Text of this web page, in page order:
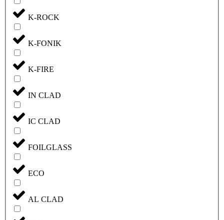
K-ROCK
K-FONIK
K-FIRE
IN CLAD
IC CLAD
FOILGLASS
ECO
AL CLAD